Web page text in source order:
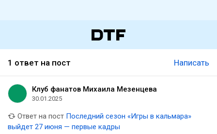
1 ответ на пост Написать
Клуб фанатов Михаила Мезенцева
30.01.2025
Ответ на пост Последний сезон «Игры в кальмара»
выйдет 27 июня — первые кадры